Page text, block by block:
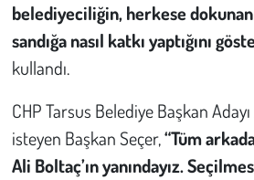
belediyeciliğin, herkese
sandığa nasıl katkı yaptığını
kullandı.
CHP Tarsus Belediye Başkan
isteyen Başkan Seçer,“Tüm
Ali Boltaç’ın yanındayız.